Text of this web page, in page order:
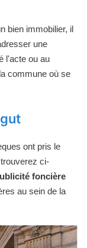
bien immobilier, il
une
l'acte ou au
commune où se
ont pris le
ci-
foncière
au sein de la